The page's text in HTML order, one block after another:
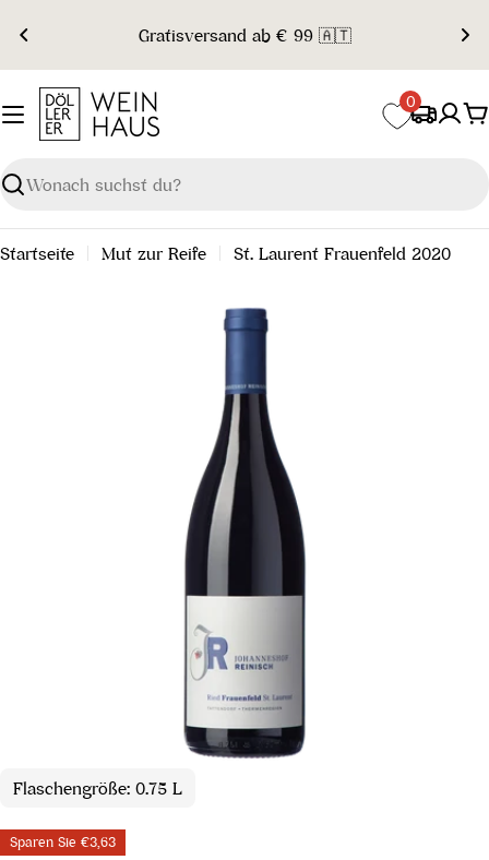
Inhalt
springen
Gratisversand ab € 99 🇦🇹
Suchen
0
Startseite Mut zur Reife St. Laurent Frauenfeld 2020
Flaschengröße: 0.75 L
Sparen Sie €3,63